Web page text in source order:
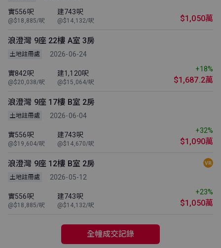
實556呎
@$18,885/呎
建743呎
@$14,132/呎 $1,050萬
浪澄灣 9座 22樓 A室 3房
土地註冊處 2026-06-24
實842呎
@$20,038/呎
建1,120呎
@$15,064/呎
+18%
$1,687.2萬
浪澄灣 9座 17樓 B室 2房
土地註冊處 2026-06-04
實556呎
@$19,604/呎
建743呎
@$14,670/呎
+32%
$1,090萬
浪澄灣 9座 12樓 B室 2房
土地註冊處 2026-05-12
實556呎
@$18,885/呎
建743呎
@$14,132/呎
+23%
$1,050萬
全幢成交記錄